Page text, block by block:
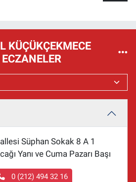
KÜÇÜKÇEKMECE
Süphan Sokak 8 A 1
Yanı ve Cuma Pazarı Başı
0 (212) 494 32 16